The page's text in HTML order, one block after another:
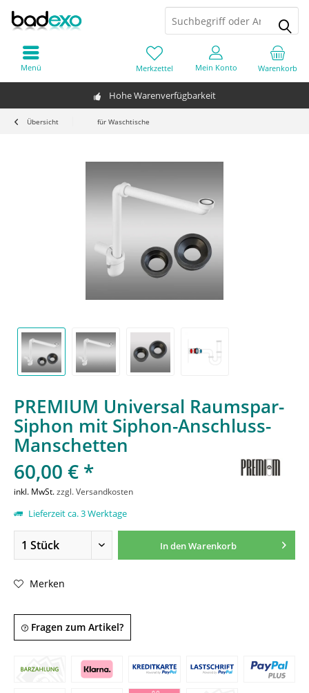
Hohe Warenverfügbarkeit
Warenkorb
Merkzettel Mein Konto
Menü
Übersicht für Waschtische
PREMIUM Universal Raumspar-
Siphon mit Siphon-Anschluss-
Manschetten
60,00 € *
inkl. MwSt.zzgl. Versandkosten
Lieferzeit ca. 3 Werktage
In denWarenkorb
Merken
Fragen zum Artikel?